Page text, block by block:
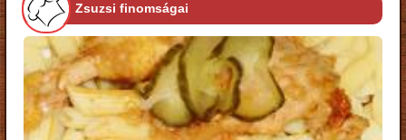
Zsuzsi finomságai